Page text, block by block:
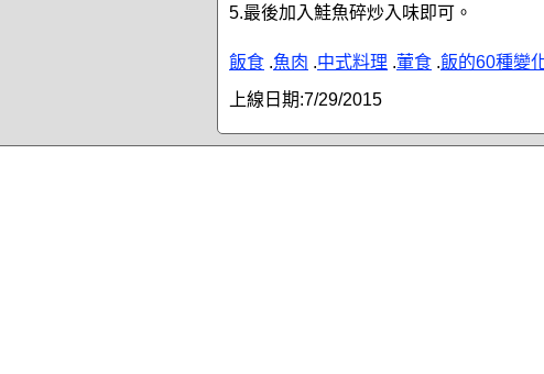
5.最後加入鮭魚碎炒入味即可。
飯食 .魚肉 .中式料理 .葷食 .飯的60種變
上線日期:7/29/2015